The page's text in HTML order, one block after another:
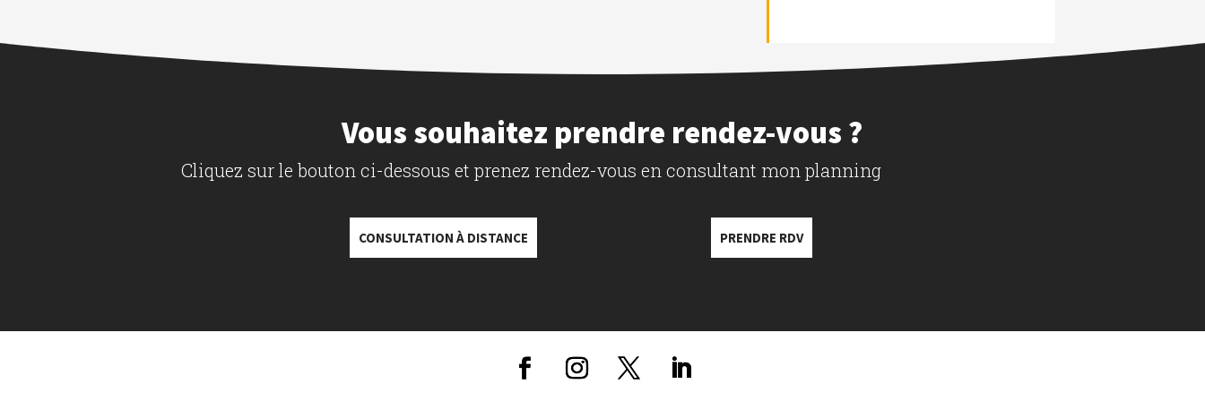
Vous souhaitez prendre rendez-vous ?
Cliquez sur le bouton ci-dessous et prenez rendez-vous en consultant mon planning
CONSULTATION À DISTANCE PRENDRE RDV